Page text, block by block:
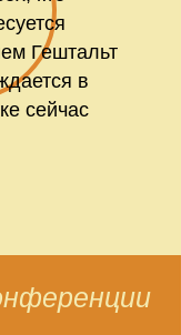
Гештальт
в
сейчас